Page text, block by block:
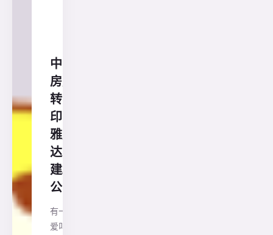
中国
房产
转战
印尼
雅加
达,将
建30
公寓
有一种
爱叫做